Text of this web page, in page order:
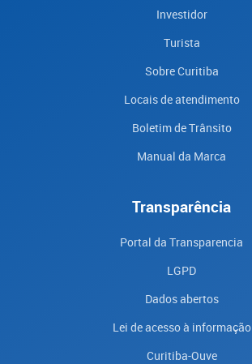
Investidor
Turista
Sobre Curitiba
Locais de atendimento
Boletim de Trânsito
Manual da Marca
Transparência
Portal da Transparencia
LGPD
Dados abertos
Lei de acesso à informação
Curitiba-Ouve